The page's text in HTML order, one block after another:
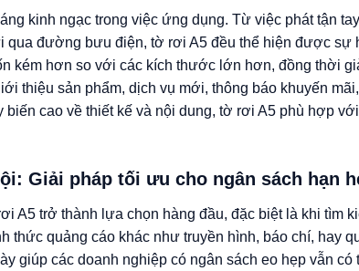
kinh ngạc trong việc ứng dụng. Từ việc phát tận
qua đường bưu điện, tờ rơi A5 đều thể hiện được sự
kém hơn so với các kích thước lớn hơn, đồng thời
thiệu sản phẩm, dịch vụ mới, thông báo khuyến
cao về thiết kế và nội dung, tờ rơi A5 phù hợp
Giải pháp tối ưu cho ngân sách hạn
A5 trở thành lựa chọn hàng đầu, đặc biệt là khi tìm
thức quảng cáo khác như truyền hình, báo chí, hay
giúp các doanh nghiệp có ngân sách eo hẹp vẫn có